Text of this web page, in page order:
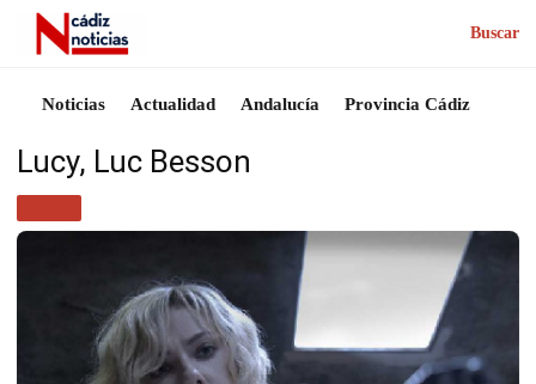
Buscar
Noticias Actualidad Andalucía Provincia Cádiz
Lucy, Luc Besson